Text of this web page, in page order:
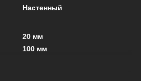
Настенный
20 мм
100 мм